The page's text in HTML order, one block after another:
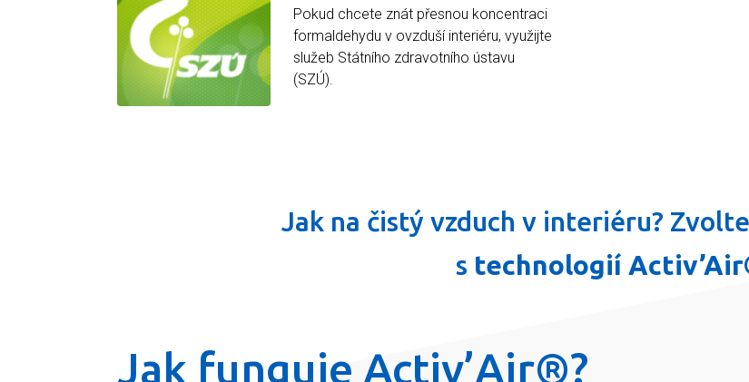
Pokud chcete znát přesnou koncentraci
formaldehydu v ovzduší interiéru, využijte
služeb Státního zdravotního ústavu
(SZÚ).
Jak na čistý vzduch v interiéru?
s technologií
Jak funguje Activ’Air®?